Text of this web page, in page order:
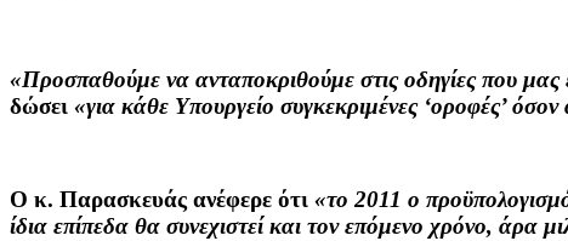
«Προσπαθούμε να ανταποκριθούμε στις οδηγίες που μας
δώσει «για κάθε Υπουργείο συγκεκριμένες ‘οροφές’
Ο κ. Παρασκευάς ανέφερε ότι «το 2011 ο
ίδια επίπεδα θα συνεχιστεί και τον επόμενο χρόνο, άρα